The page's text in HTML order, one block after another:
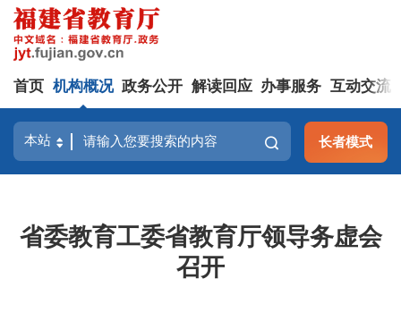
首页 机构概况 政务公开 解读回应 办事服务 互动交流
长者模式
省委教育工委省教育厅领导务虚会
召开